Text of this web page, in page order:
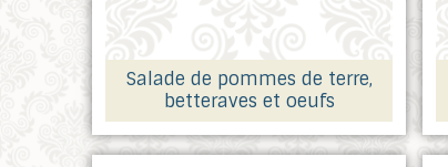
Salade de pommes de terre,
betteraves et oeufs